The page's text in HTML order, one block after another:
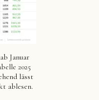
Januar
2025
lässt
ablesen.